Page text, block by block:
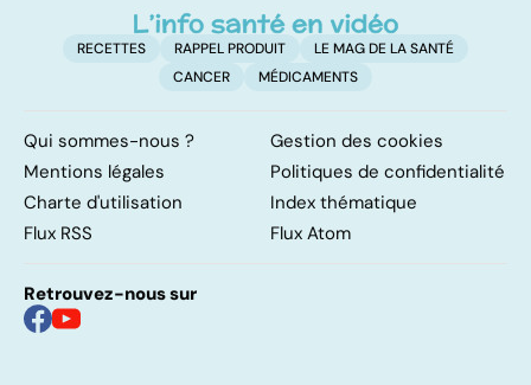
RECETTES RAPPEL PRODUIT
LE MAG DE LA SANTÉ
CANCER
MÉDICAMENTS
Qui sommes-nous ?
Gestion des cookies
Mentions légales
Politiques de confidentialité
Charte d'utilisation
Index thématique
Flux RSS
Flux Atom
Retrouvez-nous sur